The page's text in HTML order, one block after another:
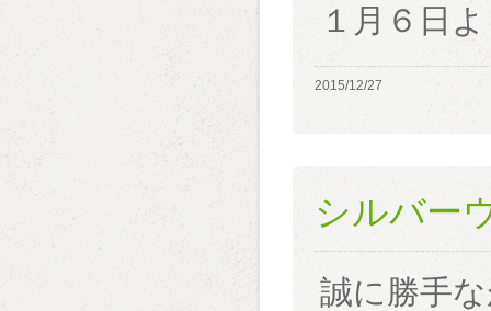
１月６日
2015/12/27
シルバー
誠に勝手